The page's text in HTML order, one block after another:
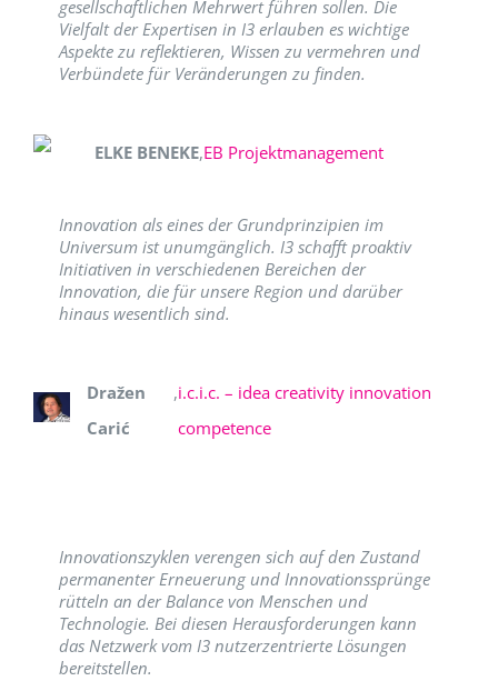
gesellschaftlichen Mehrwert führen sollen. Die
Vielfalt der Expertisen in I3 erlauben es wichtige
Aspekte zu reflektieren, Wissen zu vermehren und
Verbündete für Veränderungen zu finden.
ELKE BENEKE,EB Projektmanagement
Innovation als eines der Grundprinzipien im
Universum ist unumgänglich. I3 schafft proaktiv
Initiativen in verschiedenen Bereichen der
Innovation, die für unsere Region und darüber
hinaus wesentlich sind.
Dražen
Carić
,i.c.i.c. – idea creativity innovation
competence
Innovationszyklen verengen sich auf den Zustand
permanenter Erneuerung und Innovationssprünge
rütteln an der Balance von Menschen und
Technologie. Bei diesen Herausforderungen kann
das Netzwerk vom I3 nutzerzentrierte Lösungen
bereitstellen.